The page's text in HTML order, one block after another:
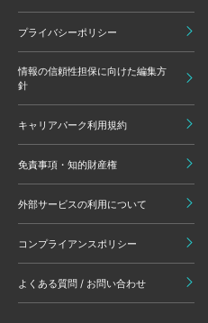
プライバシーポリシー
情報の信頼性担保に向けた編集方
針
キャリアパーク利用規約
免責事項・知的財産権
外部サービスの利用について
コンプライアンスポリシー
よくある質問 / お問い合わせ